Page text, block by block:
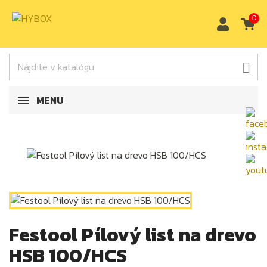

0
MENU
Festool Pílový list na drevo
HSB 100/HCS